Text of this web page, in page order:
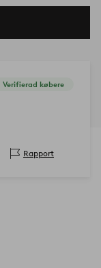
Verifierad købere
Rapport